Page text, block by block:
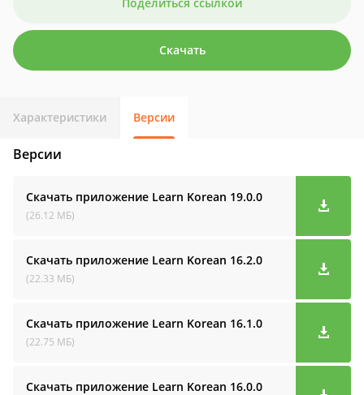
Скачать
Характеристики Версии
Версии
Скачать приложение Learn Korean 19.0.0
(26.12 МБ)
Скачать приложение Learn Korean 16.2.0
(22.33 МБ)
Скачать приложение Learn Korean 16.1.0
(22.75 МБ)
Скачать приложение Learn Korean 16.0.0